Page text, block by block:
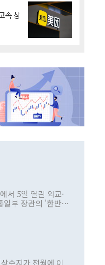
속 상
서 5일 열린 외교·
일부 장관의 '한반도
추진하겠다고 공
다. 그동안 정 장
지만 대통령과 유